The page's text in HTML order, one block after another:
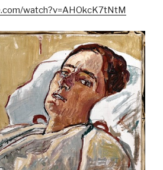
watch?v=AHOkcK7tNtM